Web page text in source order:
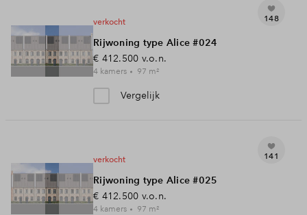
verkocht
Rijwoning type Alice #024
€ 412.500 v.o.n.
4 kamers 97 m²
Vergelijk
148
verkocht
Rijwoning type Alice #025
€ 412.500 v.o.n.
4 kamers 97 m²
141